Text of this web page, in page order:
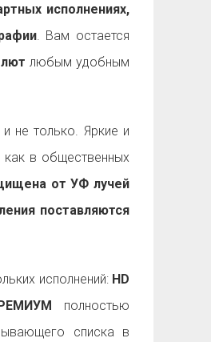
исполнениях,
. Вам остается
любым удобным
и не только. Яркие и
в общественных
от УФ лучей
поставляются
исполнений: HD
полностью
списка в